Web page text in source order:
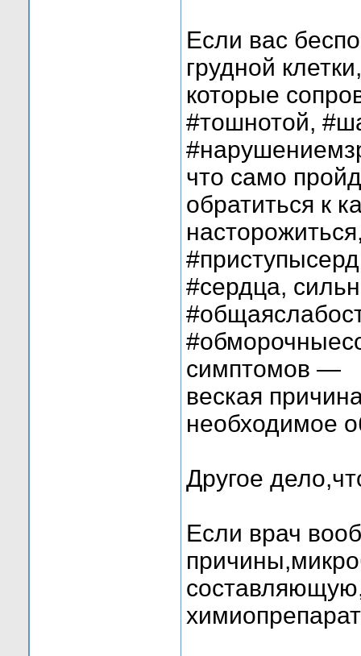
Если вас
грудной
которые
#тошнотой,
что само
обратиться к
#сердца,
симптомов —
веская
необходимое
Другое
Если врач